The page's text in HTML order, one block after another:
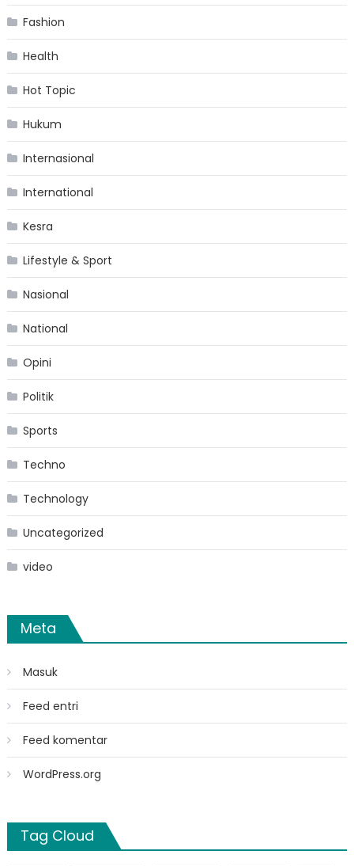
Fashion
Health
Hot Topic
Hukum
Internasional
International
Kesra
Lifestyle & Sport
Nasional
National
Opini
Politik
Sports
Techno
Technology
Uncategorized
video
Meta
Masuk
Feed entri
Feed komentar
WordPress.org
Tag Cloud